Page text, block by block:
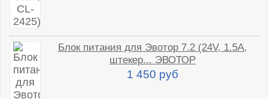
Блок питания для Эвотор 7.2 (24V, 1.5A,
штекер... ЭВОТОР
1 450 руб